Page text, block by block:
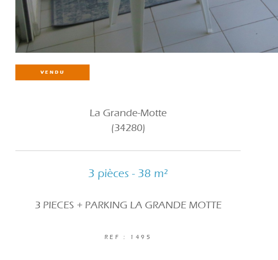
VENDU
La Grande-Motte
(34280)
3 pièces - 38 m²
3 PIECES + PARKING LA GRANDE MOTTE
REF : 1495